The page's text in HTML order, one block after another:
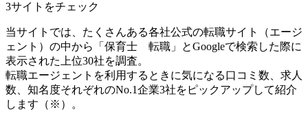
3サイト をチェック
当サイトでは、たくさんある各社公式の転職サイト（エージ
ェント）の中から「保育士 転職」とGoogleで検索した際に
表示された上位30社を調査。
転職エージェントを利用するときに気になる口コミ数、求人
数、知名度それぞれのNo.1企業3社をピックアップして紹介
します（※）。